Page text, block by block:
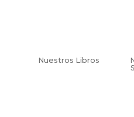
Nuestros Libros